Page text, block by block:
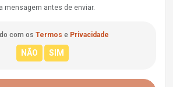
mensagem antes de enviar.
com os Termos e Privacidade